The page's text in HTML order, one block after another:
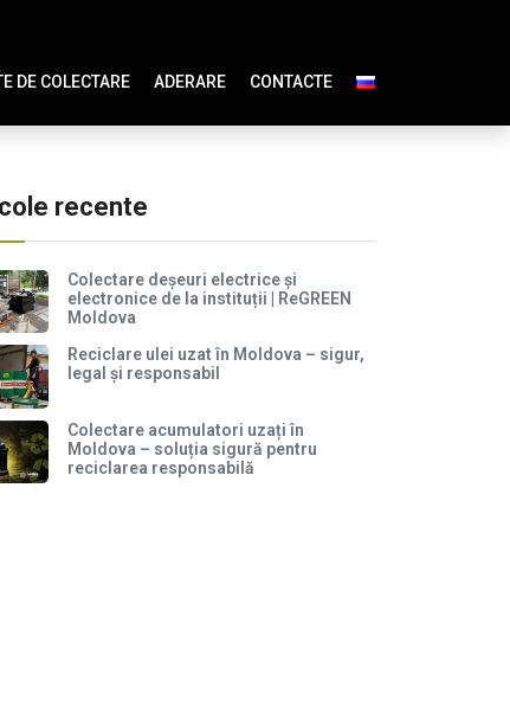
DE COLECTARE ADERARE CONTACTE
recente
Colectare deșeuri electrice și
electronice de la instituții | ReGREEN
Moldova
Reciclare ulei uzat în Moldova – sigur,
legal și responsabil
Colectare acumulatori uzați în
Moldova – soluția sigură pentru
reciclarea responsabilă